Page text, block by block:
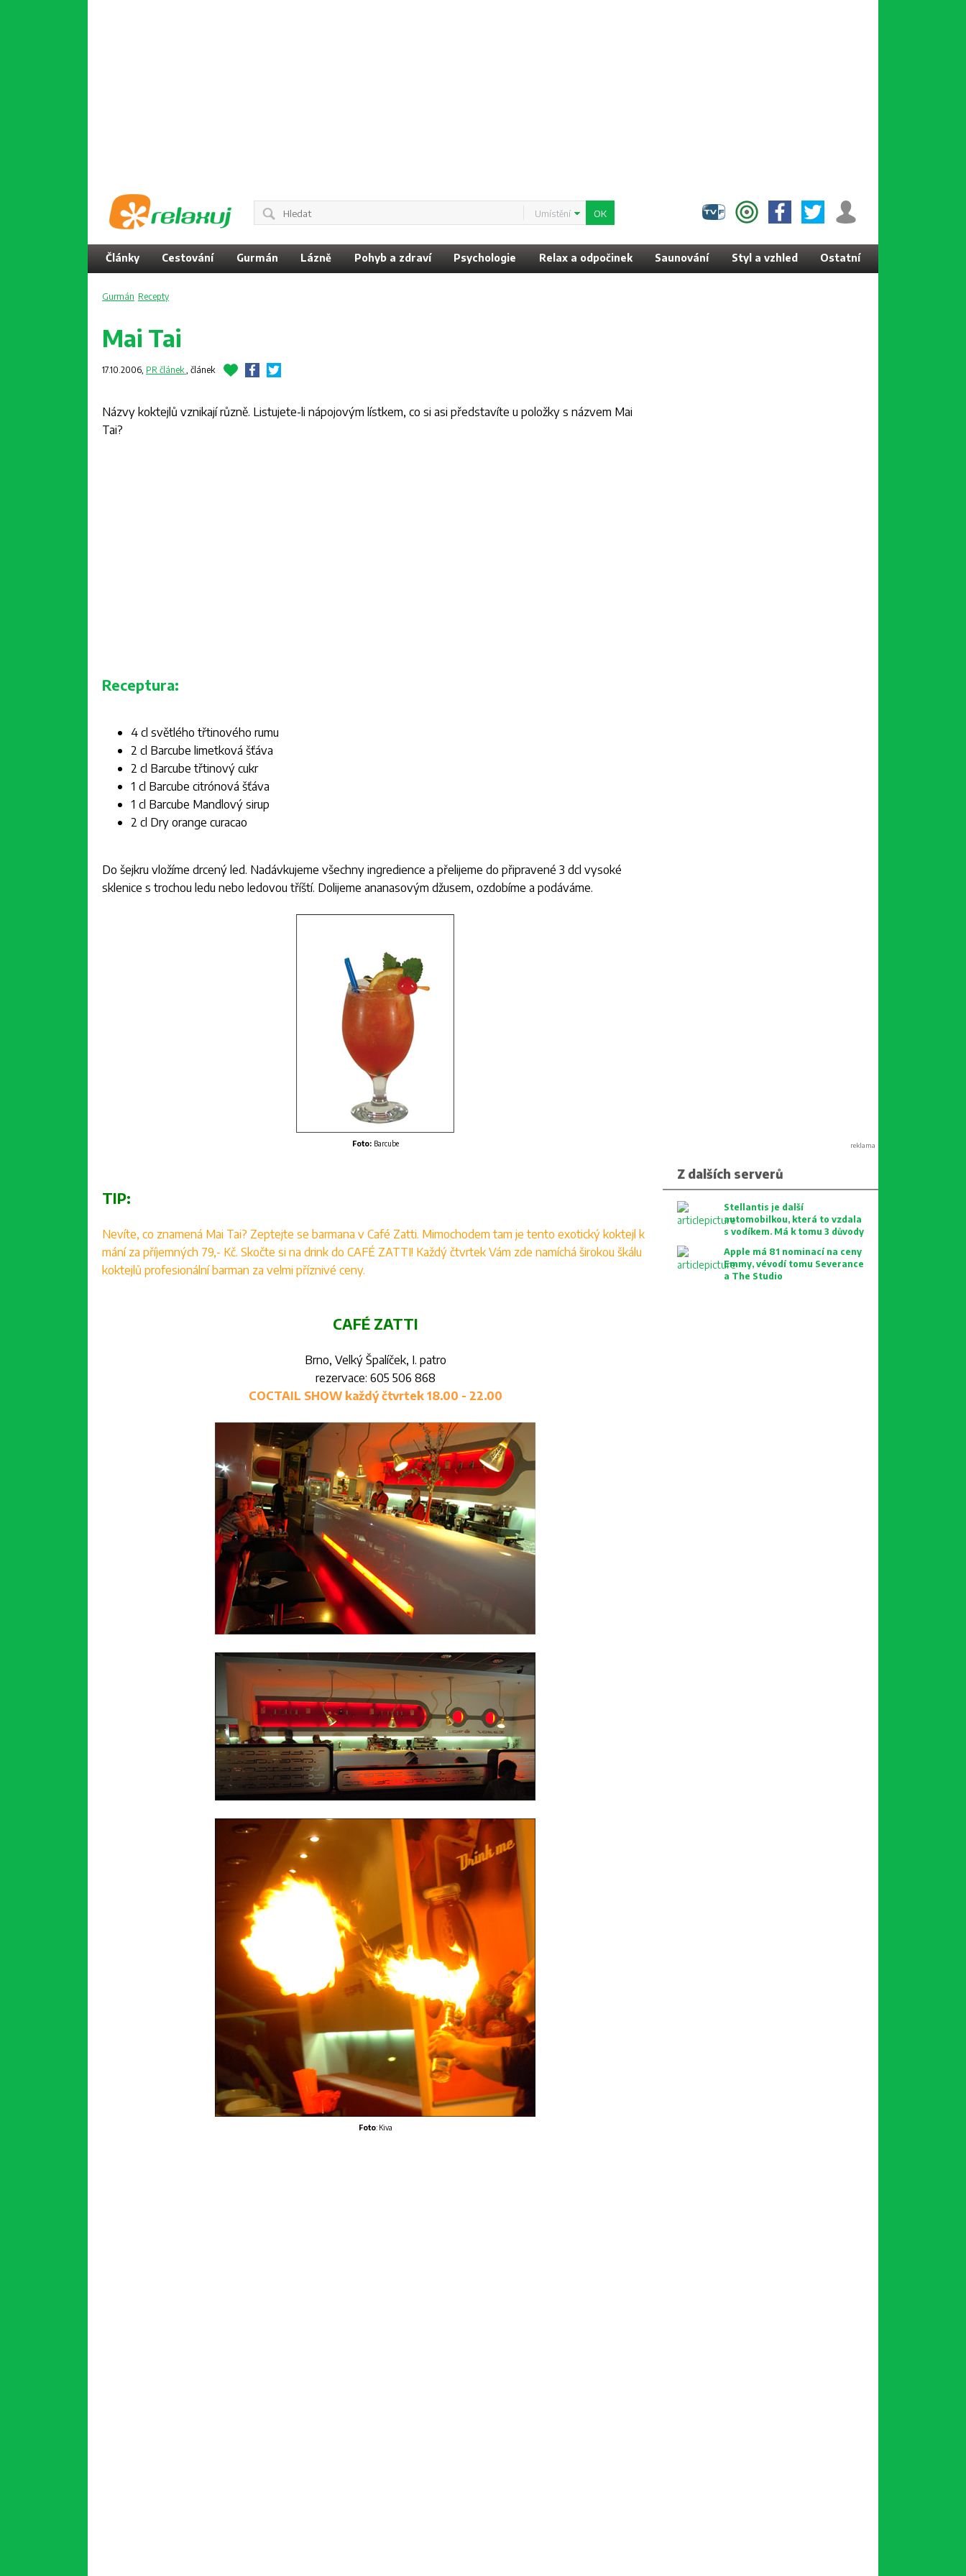
Umístění
Články Cestování Gurmán Lázně Pohyb a zdraví Psychologie Relax a odpočinek Saunování Styl a vzhled Ostatní
Gurmán Recepty
Mai Tai
17.10.2006, PR článek, článek
Názvy koktejlů vznikají různě. Listujete-li nápojovým lístkem, co si asi představíte u položky s názvem Mai
Tai?
Receptura:
4 cl světlého třtinového rumu
2 cl Barcube limetková šťáva
2 cl Barcube třtinový cukr
1 cl Barcube citrónová šťáva
1 cl Barcube Mandlový sirup
2 cl Dry orange curacao
Do šejkru vložíme drcený led. Nadávkujeme všechny ingredience a přelijeme do připravené 3 dcl vysoké
sklenice s trochou ledu nebo ledovou tříští. Dolijeme ananasovým džusem, ozdobíme a podáváme.
Foto: Barcube
TIP:
Nevíte, co znamená Mai Tai? Zeptejte se barmana v Café Zatti. Mimochodem tam je tento exotický koktejl k
mání za příjemných 79,- Kč. Skočte si na drink do CAFÉ ZATTI! Každý čtvrtek Vám zde namíchá širokou škálu
koktejlů profesionální barman za velmi příznivé ceny.
CAFÉ ZATTI
Brno, Velký Špalíček, I. patro
rezervace: 605 506 868
COCTAIL SHOW každý čtvrtek 18.00 - 22.00
Foto: Kiva
reklama
Z dalších serverů
Stellantis je další
automobilkou, která to vzdala
s vodíkem. Má k tomu 3 důvody
Apple má 81 nominací na ceny
Emmy, vévodí tomu Severance
a The Studio